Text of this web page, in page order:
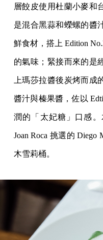
層餃皮使用杜蘭小麥和
是混合黑蒜和蠑螺的醬
鮮食材，搭上 Edition
的氣味；緊接而來的是
上瑪莎拉醬後炭烤而
醬汁與榛果醬，佐以
潤的「太妃糖」口感
Joan Roca 挑選的
木雪莉桶。